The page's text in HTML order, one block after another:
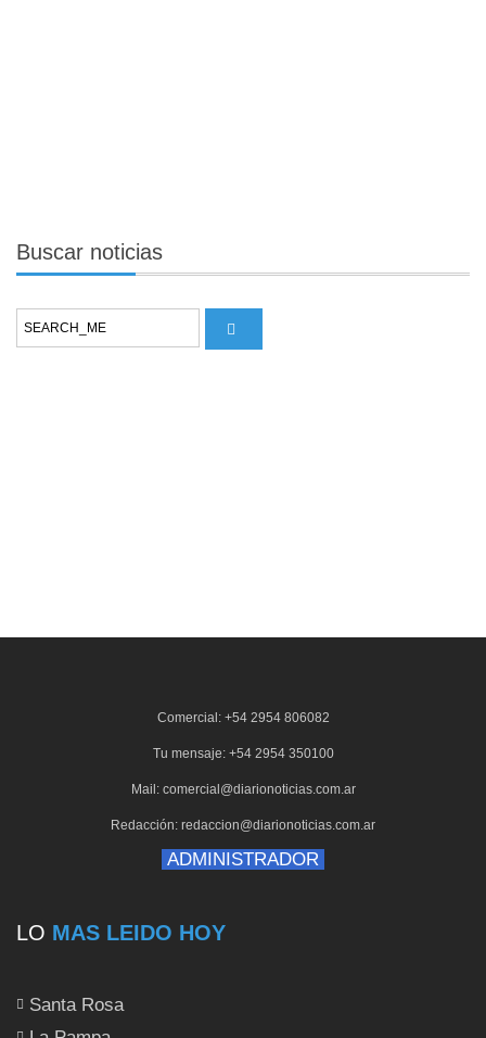
Buscar noticias
Comercial: +54 2954 806082
Tu mensaje: +54 2954 350100
Mail: comercial@diarionoticias.com.ar
Redacción: redaccion@diarionoticias.com.ar
ADMINISTRADOR
LO MAS LEIDO HOY
Santa Rosa